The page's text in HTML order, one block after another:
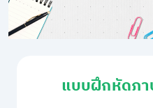
แบบฝึกหัดภ